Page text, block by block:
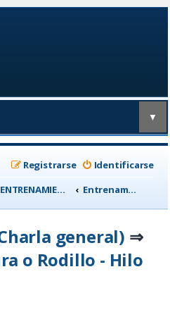
▼
Identificarse
Registrarse
ENTRENAMIENTO, medicina deportiva y nutrición Entrenamiento (Charla general)
general) ⇒
o Rodillo - Hilo